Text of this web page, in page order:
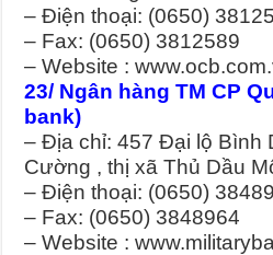
– Điện thoại: (0650)
– Fax: (0650) 3812589
– Website :
23/ Ngân hàng TM CP
bank)
– Địa chỉ: 457 Đại lộ Bình
Cường , thị xã Thủ Dầu
– Điện thoại: (0650)
– Fax: (0650) 3848964
– Website :